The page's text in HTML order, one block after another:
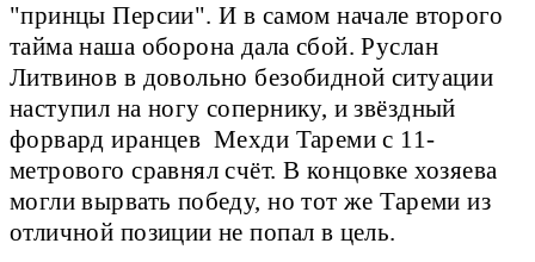
"принцы Персии". И в самом начале второго
тайма наша оборона дала сбой. Руслан
Литвинов в довольно безобидной ситуации
наступил на ногу сопернику, и звёздный
форвард иранцев Мехди Тареми с 11-
метрового сравнял счёт. В концовке хозяева
могли вырвать победу, но тот же Тареми из
отличной позиции не попал в цель.